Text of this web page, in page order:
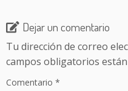
Dejar un comentario
Tu dirección de correo
campos obligatorios
Comentario *